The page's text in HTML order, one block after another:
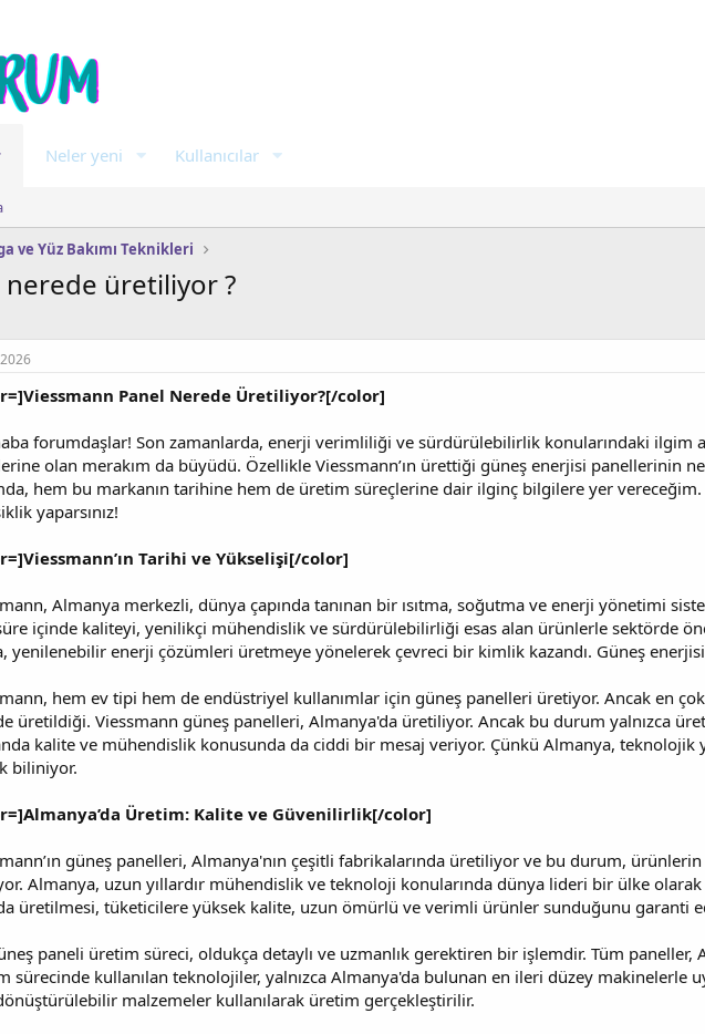
Neler yeni Kullanıcılar
ve Yüz Bakımı Teknikleri
üretiliyor ?
Panel Nerede Üretiliyor?[/color]
forumdaşlar! Son zamanlarda, enerji verimliliği ve sürdürülebilirlik konularındaki ilgim
olan merakım da büyüdü. Özellikle Viessmann’ın ürettiği güneş enerjisi panellerinin
hem bu markanın tarihine hem de üretim süreçlerine dair ilginç bilgilere yer
yaparsınız!
Tarihi ve Yükselişi[/color]
Almanya merkezli, dünya çapında tanınan bir ısıtma, soğutma ve enerji yönetimi
içinde kaliteyi, yenilikçi mühendislik ve sürdürülebilirliği esas alan ürünlerle sektörde
yenilenebilir enerji çözümleri üretmeye yönelerek çevreci bir kimlik kazandı. Güneş
hem ev tipi hem de endüstriyel kullanımlar için güneş panelleri üretiyor. Ancak en
üretildiği. Viessmann güneş panelleri, Almanya'da üretiliyor. Ancak bu durum yalnızca
kalite ve mühendislik konusunda da ciddi bir mesaj veriyor. Çünkü Almanya,
biliniyor.
Üretim: Kalite ve Güvenilirlik[/color]
güneş panelleri, Almanya'nın çeşitli fabrikalarında üretiliyor ve bu durum, ürünlerin
Almanya, uzun yıllardır mühendislik ve teknoloji konularında dünya lideri bir ülke olarak
üretilmesi, tüketicilere yüksek kalite, uzun ömürlü ve verimli ürünler sunduğunu garanti
paneli üretim süreci, oldukça detaylı ve uzmanlık gerektiren bir işlemdir. Tüm
sürecinde kullanılan teknolojiler, yalnızca Almanya'da bulunan en ileri düzey makinelerle
malzemeler kullanılarak üretim gerçekleştirilir.